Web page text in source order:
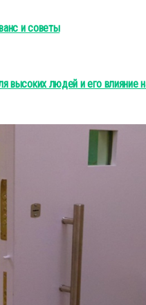
и советы
высоких людей и его влияние